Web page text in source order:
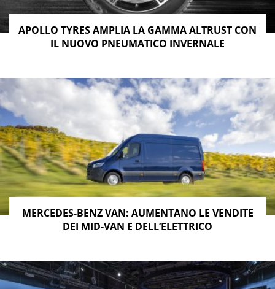
APOLLO TYRES AMPLIA LA GAMMA ALTRUST CON
IL NUOVO PNEUMATICO INVERNALE
MERCEDES-BENZ VAN: AUMENTANO LE VENDITE
DEI MID-VAN E DELL’ELETTRICO